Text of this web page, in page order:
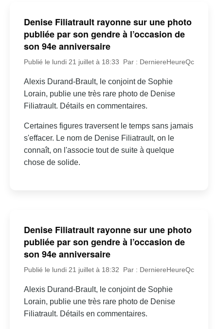
Denise Filiatrault rayonne sur une photo
publiée par son gendre à l’occasion de
son 94e anniversaire
Publié le lundi 21 juillet à 18:33 Par : DerniereHeureQc
Alexis Durand-Brault, le conjoint de Sophie
Lorain, publie une très rare photo de Denise
Filiatrault. Détails en commentaires.
Certaines figures traversent le temps sans jamais
s'effacer. Le nom de Denise Filiatrault, on le
connaît, on l'associe tout de suite à quelque
chose de solide.
Denise Filiatrault rayonne sur une photo
publiée par son gendre à l’occasion de
son 94e anniversaire
Publié le lundi 21 juillet à 18:32 Par : DerniereHeureQc
Alexis Durand-Brault, le conjoint de Sophie
Lorain, publie une très rare photo de Denise
Filiatrault. Détails en commentaires.